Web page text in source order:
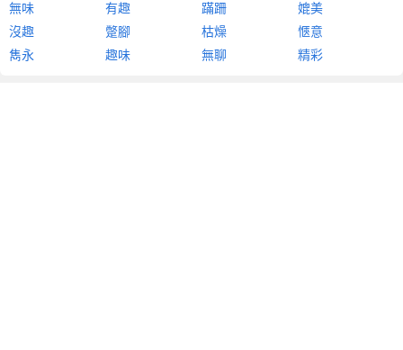
無味 有趣 蹣跚
媲美
沒趣
蹩腳 枯燥
愜意
雋永
趣味 無聊 精彩